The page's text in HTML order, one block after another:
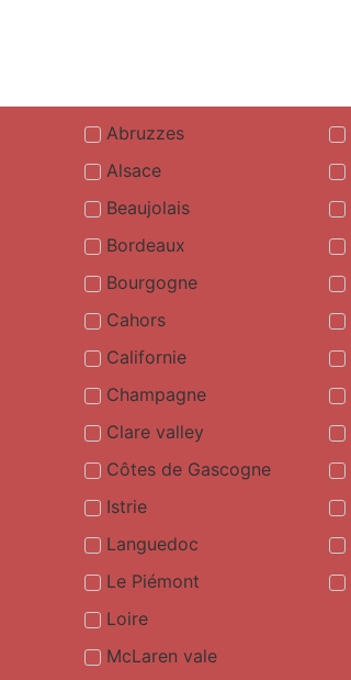
Abruzzes
Alsace
Beaujolais
Bordeaux
Bourgogne
Cahors
Californie
Champagne
Clare valley
Côtes de Gascogne
Istrie
Languedoc
Le Piémont
Loire
McLaren vale